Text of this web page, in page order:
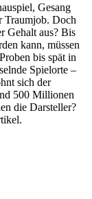
Gesang
Traumjob. Doch
Gehalt aus? Bis
kann, müssen
bis spät in
Spielorte –
sich der
500 Millionen
die Darsteller?